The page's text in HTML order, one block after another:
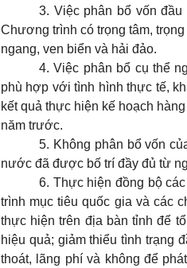
3. Việc phân bổ vốn
Chương trình có trọng tâm,
ngang, ven biển và hải đảo.
4. Việc phân bổ cụ thể
phù hợp với tình hình thực tế,
kết quả thực hiện kế hoạch
năm trước.
5. Không phân bổ vốn
nước đã được bố trí đầy đủ từ
6. Thực hiện đồng bộ
trình mục tiêu quốc gia và các
thực hiện trên địa bàn tỉnh để
hiệu quả; giảm thiểu tình trạng
thoát, lãng phí và không để